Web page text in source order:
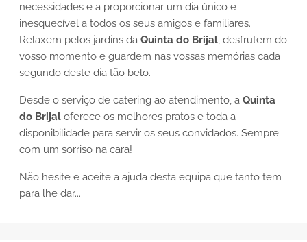
necessidades e a proporcionar um dia único e
inesquecível a todos os seus amigos e familiares.
Relaxem pelos jardins da Quinta do Brijal, desfrutem do
vosso momento e guardem nas vossas memórias cada
segundo deste dia tão belo.
Desde o serviço de catering ao atendimento, a Quinta
do Brijal oferece os melhores pratos e toda a
disponibilidade para servir os seus convidados. Sempre
com um sorriso na cara!
Não hesite e aceite a ajuda desta equipa que tanto tem
para lhe dar...